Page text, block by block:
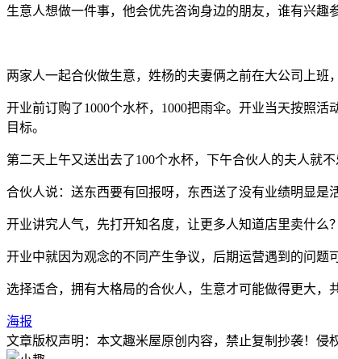
生意人想做一件事，他会优先咨询身边的朋友，谁有兴趣
两家人一起合伙做生意，姓杨的夫妻俩之前在大公司上班
开业前订购了1000个水杯，1000把雨伞。开业当天按照
目标。
第二天上午又送出去了100个水杯，下午合伙人的夫人就
合伙人说：送东西要有回报呀，东西送了没有业绩明显是
开业讲究人气，先打开知名度，让更多人知道店里卖什么
开业中就因为观念的不同产生争议，后期运营遇到的问题
选择适合，拥有大格局的合伙人，生意才可能做得更大，
海报
文章版权声明：本文趣米屋原创内容，禁止复制抄袭！侵